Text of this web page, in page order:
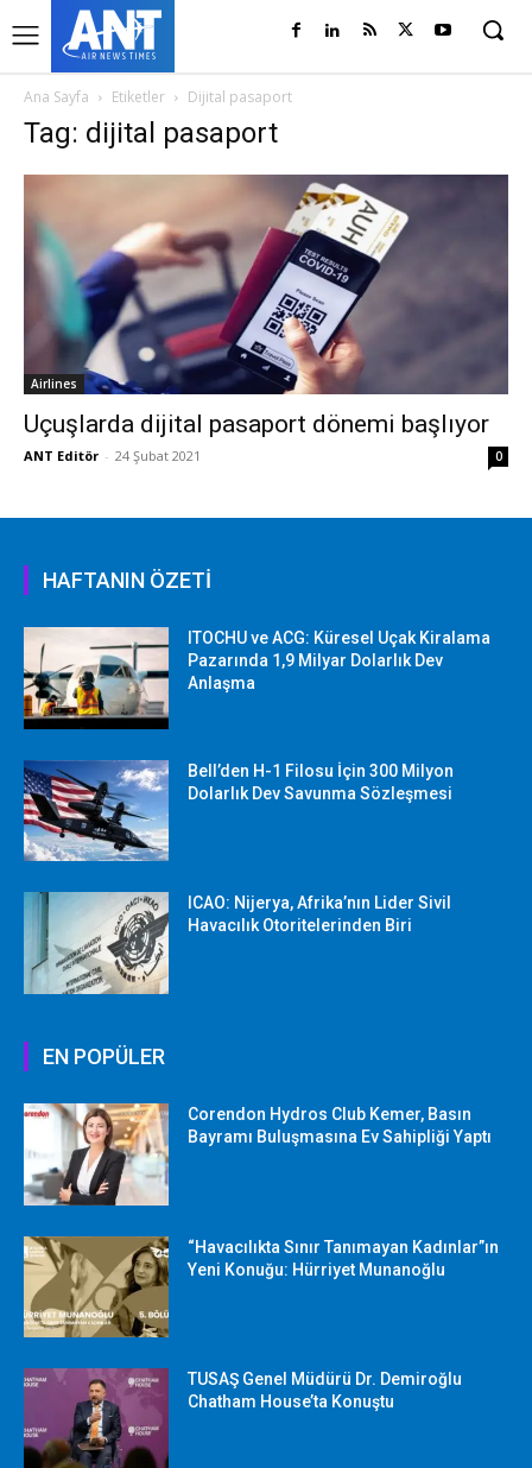
Ana Sayfa Etiketler Dijital pasaport
Tag: dijital pasaport
Airlines
Uçuşlarda dijital pasaport dönemi başlıyor
ANT Editör - 24 Şubat 2021 0
HAFTANIN ÖZETİ
ITOCHU ve ACG: Küresel Uçak Kiralama
Pazarında 1,9 Milyar Dolarlık Dev
Anlaşma
Bell’den H-1 Filosu İçin 300 Milyon
Dolarlık Dev Savunma Sözleşmesi
ICAO: Nijerya, Afrika’nın Lider Sivil
Havacılık Otoritelerinden Biri
EN POPÜLER
Corendon Hydros Club Kemer, Basın
Bayramı Buluşmasına Ev Sahipliği Yaptı
“Havacılıkta Sınır Tanımayan Kadınlar”ın
Yeni Konuğu: Hürriyet Munanoğlu
TUSAŞ Genel Müdürü Dr. Demiroğlu
Chatham House’ta Konuştu